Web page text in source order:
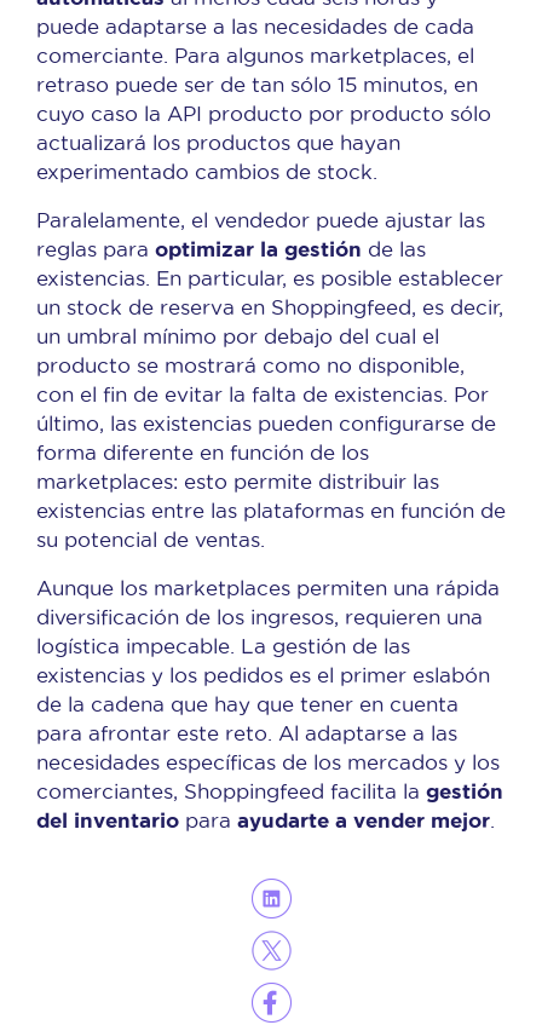
puede adaptarse a las necesidades de cada
comerciante. Para algunos marketplaces, el
retraso puede ser de tan sólo 15 minutos, en
cuyo caso la API producto por producto sólo
actualizará los productos que hayan
experimentado cambios de stock.
Paralelamente, el vendedor puede ajustar las
reglas para optimizar la gestión de las
existencias. En particular, es posible establecer
un stock de reserva en Shoppingfeed, es decir,
un umbral mínimo por debajo del cual el
producto se mostrará como no disponible,
con el fin de evitar la falta de existencias. Por
último, las existencias pueden configurarse de
forma diferente en función de los
marketplaces: esto permite distribuir las
existencias entre las plataformas en función de
su potencial de ventas.
Aunque los marketplaces permiten una rápida
diversificación de los ingresos, requieren una
logística impecable. La gestión de las
existencias y los pedidos es el primer eslabón
de la cadena que hay que tener en cuenta
para afrontar este reto. Al adaptarse a las
necesidades específicas de los mercados y los
comerciantes, Shoppingfeed facilita la gestión
del inventario para ayudarte a vender mejor